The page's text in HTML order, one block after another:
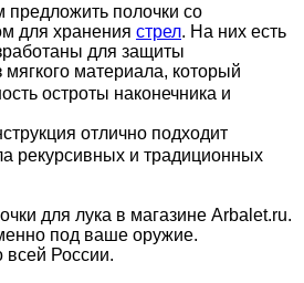
полочки со
для хранения стрел. На них есть
для защиты
мягкого материала, который
остроты наконечника и
отлично подходит
рекурсивных и традиционных
для лука в магазине Arbalet.ru.
под ваше оружие.
всей России.